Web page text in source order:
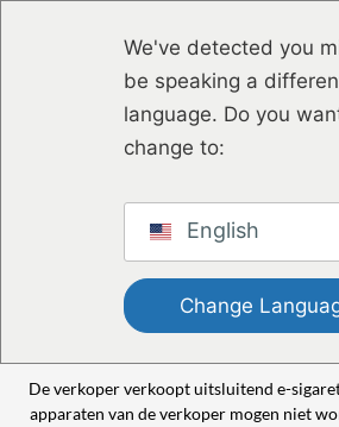
We've detected you
be speaking a
language. Do you
change to:
English
Change
De verkoper verkoopt uitsluitend e-
apparaten van de verkoper mogen niet